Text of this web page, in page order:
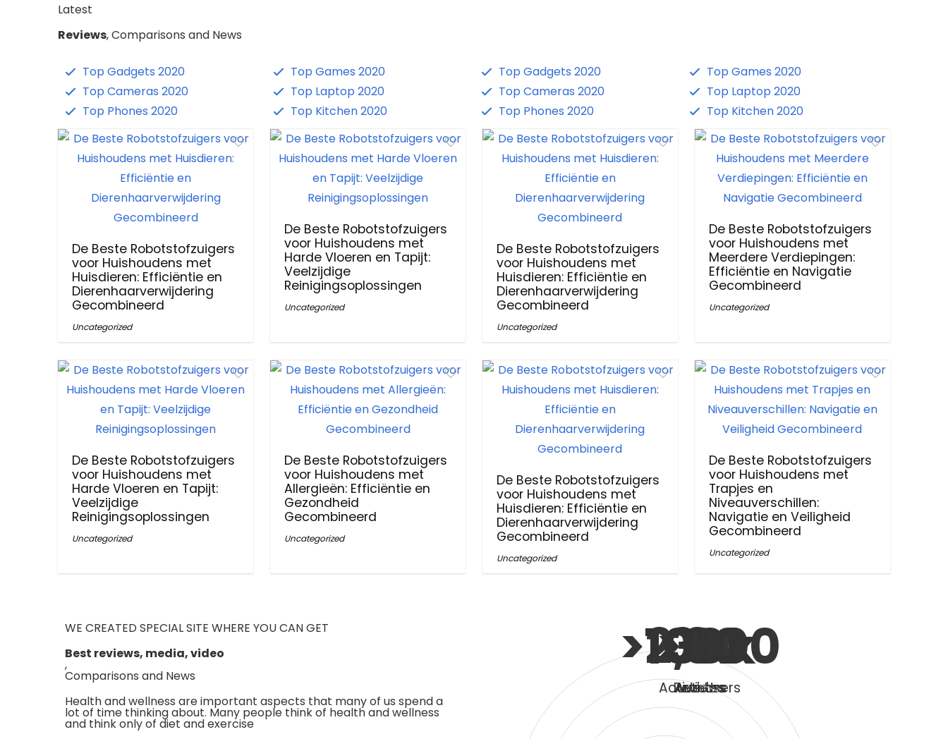
Latest
Reviews, Comparisons and News
Top Gadgets 2020
Top Cameras 2020
Top Phones 2020
Top Games 2020
Top Laptop 2020
Top Kitchen 2020
Top Gadgets 2020
Top Cameras 2020
Top Phones 2020
Top Games 2020
Top Laptop 2020
Top Kitchen 2020
De Beste Robotstofzuigers
voor Huishoudens met
Huisdieren: Efficiëntie en
Dierenhaarverwijdering
Gecombineerd
Uncategorized
De Beste Robotstofzuigers
voor Huishoudens met
Harde Vloeren en Tapijt:
Veelzijdige
Reinigingsoplossingen
Uncategorized
De Beste Robotstofzuigers
voor Huishoudens met
Huisdieren: Efficiëntie en
Dierenhaarverwijdering
Gecombineerd
Uncategorized
De Beste Robotstofzuigers
voor Huishoudens met
Meerdere Verdiepingen:
Efficiëntie en Navigatie
Gecombineerd
Uncategorized
De Beste Robotstofzuigers
voor Huishoudens met
Harde Vloeren en Tapijt:
Veelzijdige
Reinigingsoplossingen
Uncategorized
De Beste Robotstofzuigers
voor Huishoudens met
Allergieën: Efficiëntie en
Gezondheid
Gecombineerd
Uncategorized
De Beste Robotstofzuigers
voor Huishoudens met
Huisdieren: Efficiëntie en
Dierenhaarverwijdering
Gecombineerd
Uncategorized
De Beste Robotstofzuigers
voor Huishoudens met
Trapjes en
Niveauverschillen:
Navigatie en Veiligheid
Gecombineerd
Uncategorized
WE CREATED SPECIAL SITE WHERE YOU CAN GET
Best reviews, media, video
,
Comparisons and News
Health and wellness are important aspects that many of us spend a
lot of time thinking about. Many people think of health and wellness
and think only of diet and exercise
3K
Articles
100k
Active Users
>90
Authors
>2,000
Reviews